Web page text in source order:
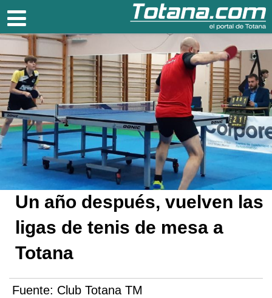
Totana.com
Un año después, vuelven las
ligas de tenis de mesa a
Totana
Fuente: Club Totana TM